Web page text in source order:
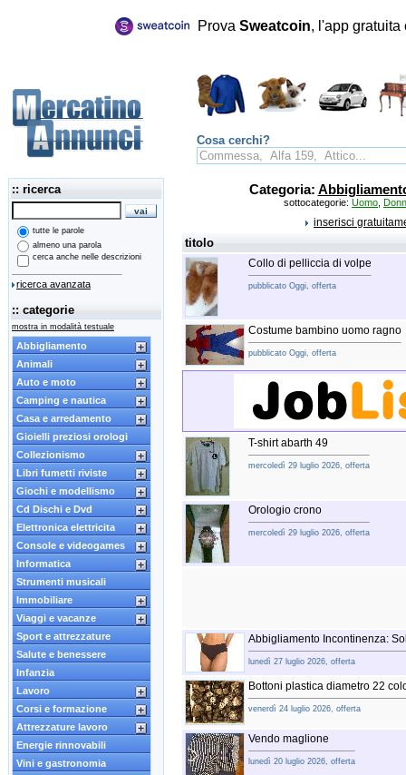
Prova Sweatcoin, l'app
Cosa cerchi?
:: ricerca
tutte le parole
almeno una parola
cerca anche nelle descrizioni
ricerca avanzata
:: categorie
mostra in modalità testuale
Abbigliamento
Animali
Auto e moto
Camping e nautica
Casa e arredamento
Gioielli preziosi orologi
Collezionismo
Libri fumetti riviste
Giochi e modellismo
Cd Dischi e Dvd
Elettronica elettricita
Console e videogames
Informatica
Strumenti musicali
Immobiliare
Viaggi e vacanze
Sport e attrezzature
Salute e benessere
Infanzia
Lavoro
Corsi e formazione
Attrezzature lavoro
Energie rinnovabili
Vini e gastronomia
Categoria:
sottocategorie: Uomo
inserisci
titolo
Collo di pelliccia di volpe
pubblicato Oggi, offerta
Costume bambino uomo ragno
pubblicato Oggi, offerta
T-shirt abarth 49
mercoledì 29 luglio 2026, offerta
Orologio crono
mercoledì 29 luglio 2026, offerta
Abbigliamento Incontinenza:
lunedì 27 luglio 2026, offerta
Bottoni plastica diametro 22
venerdì 24 luglio 2026, offerta
Vendo maglione
lunedì 20 luglio 2026, offerta